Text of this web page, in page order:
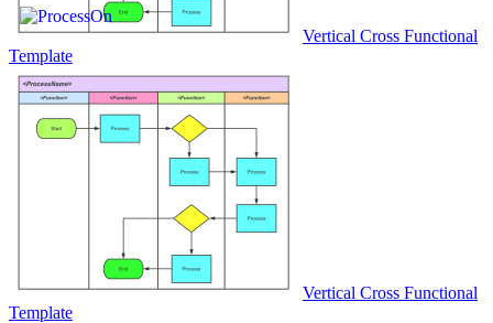
Vertical Cross Functional
Template
Vertical Cross Functional
Template